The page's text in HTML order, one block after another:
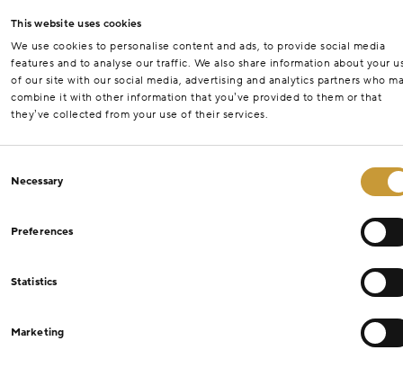
This website uses cookies
We use cookies to personalise content and ads, to provide social media
features and to analyse our traffic. We also share information about your
of our site with our social media, advertising and analytics partners who
combine it with other information that you’ve provided to them or that
they’ve collected from your use of their services.
Selection
Necessary
Preferences
Statistics
Marketing